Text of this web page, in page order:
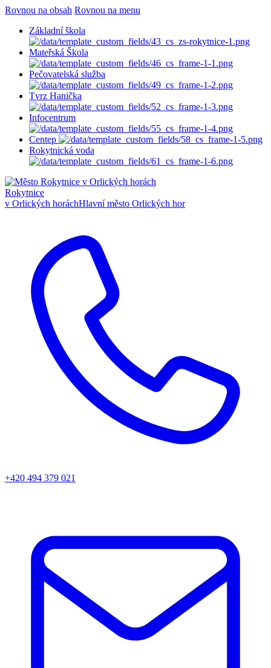
Rovnou na obsah Rovnou na menu
Základní škola
Mateřská Škola
Pečovatelská služba
Tvrz Hanička
Infocentrum
Centep
Rokytnická voda
Rokytnice
v Orlických horáchHlavní město Orlických hor
+420 494 379 021